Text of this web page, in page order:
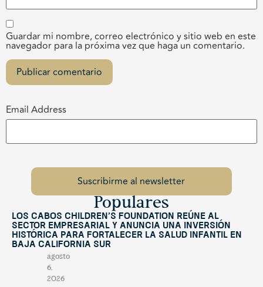
Guardar mi nombre, correo electrónico y sitio web en este
navegador para la próxima vez que haga un comentario.
Email Address
Populares
Los Cabos Children’s Foundation reúne al
sector empresarial y anuncia una inversión
histórica para fortalecer la salud infantil en
Baja California Sur
agosto
6,
2026